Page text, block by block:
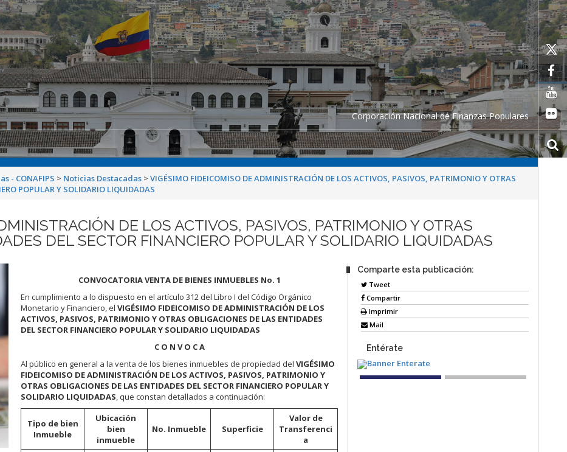
Corporación Nacional de Finanzas Populares
- CONAFIPS > Noticias Destacadas >VIGÉSIMO FIDEICOMISO DE ADMINISTRACIÓN DE LOS ACTIVOS, PASIVOS, PATRIMONIO Y OTRAS
POPULAR Y SOLIDARIO LIQUIDADAS
DE LOS ACTIVOS, PASIVOS, PATRIMONIO Y OTRAS
DEL SECTOR FINANCIERO POPULAR Y SOLIDARIO LIQUIDADAS
CONVOCATORIA VENTA DE BIENES INMUEBLES No. 1
En cumplimiento a lo dispuesto en el artículo 312 del Libro I del Código Orgánico
Monetario y Financiero, elVIGÉSIMO FIDEICOMISO DE ADMINISTRACIÓN DE LOS
ACTIVOS, PASIVOS, PATRIMONIO Y OTRAS OBLIGACIONES DE LAS ENTIDADES
DEL SECTOR FINANCIERO POPULAR Y SOLIDARIO LIQUIDADAS
C O N V O C A
Al público en general a la venta de los bienes inmuebles de propiedad delVIGÉSIMO
FIDEICOMISO DE ADMINISTRACIÓN DE LOS ACTIVOS, PASIVOS, PATRIMONIO Y
OTRAS OBLIGACIONES DE LAS ENTIDADES DEL SECTOR FINANCIERO POPULAR Y
SOLIDARIO LIQUIDADAS, que constan detallados a continuación:
Tipo de bien
Inmueble
Ubicación
bien
inmueble
No. Inmueble Superficie
Valor de
Transferenci
a
Comparte esta publicación:
Tweet
Compartir
Imprimir
Mail
Entérate